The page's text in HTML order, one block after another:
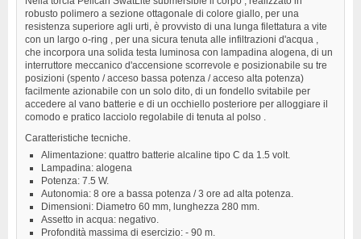
robusto polimero a sezione ottagonale di colore giallo, per una
resistenza superiore agli urti, è provvisto di una lunga filettatura a vite
con un largo o-ring , per una sicura tenuta alle infiltrazioni d'acqua ,
che incorpora una solida testa luminosa con lampadina alogena, di un
interruttore meccanico d'accensione scorrevole e posizionabile su tre
posizioni (spento / acceso bassa potenza / acceso alta potenza)
facilmente azionabile con un solo dito, di un fondello svitabile per
accedere al vano batterie e di un occhiello posteriore per alloggiare il
comodo e pratico lacciolo regolabile di tenuta al polso .
Caratteristiche tecniche.
Alimentazione: quattro batterie alcaline tipo C da 1.5 volt.
Lampadina: alogena
Potenza: 7.5 W.
Autonomia: 8 ore a bassa potenza / 3 ore ad alta potenza.
Dimensioni: Diametro 60 mm, lunghezza 280 mm.
Assetto in acqua: negativo.
Profondità massima di esercizio: - 90 m.